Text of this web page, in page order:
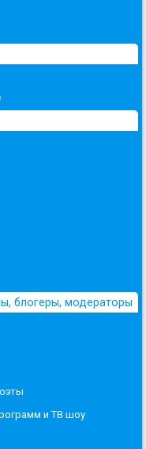
блогеры, модераторы
и ТВ шоу